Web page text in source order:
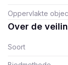
Oppervlakte
Over de
Soort